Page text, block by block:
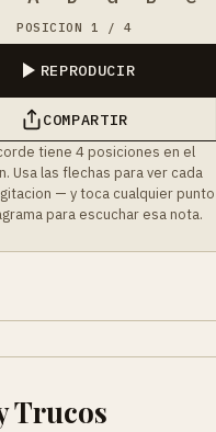
POSICION 1 / 4
REPRODUCIR
COMPARTIR
tiene 4 posiciones en el
Usa las flechas para ver cada
— y toca cualquier punto
para escuchar esa nota.
Trucos